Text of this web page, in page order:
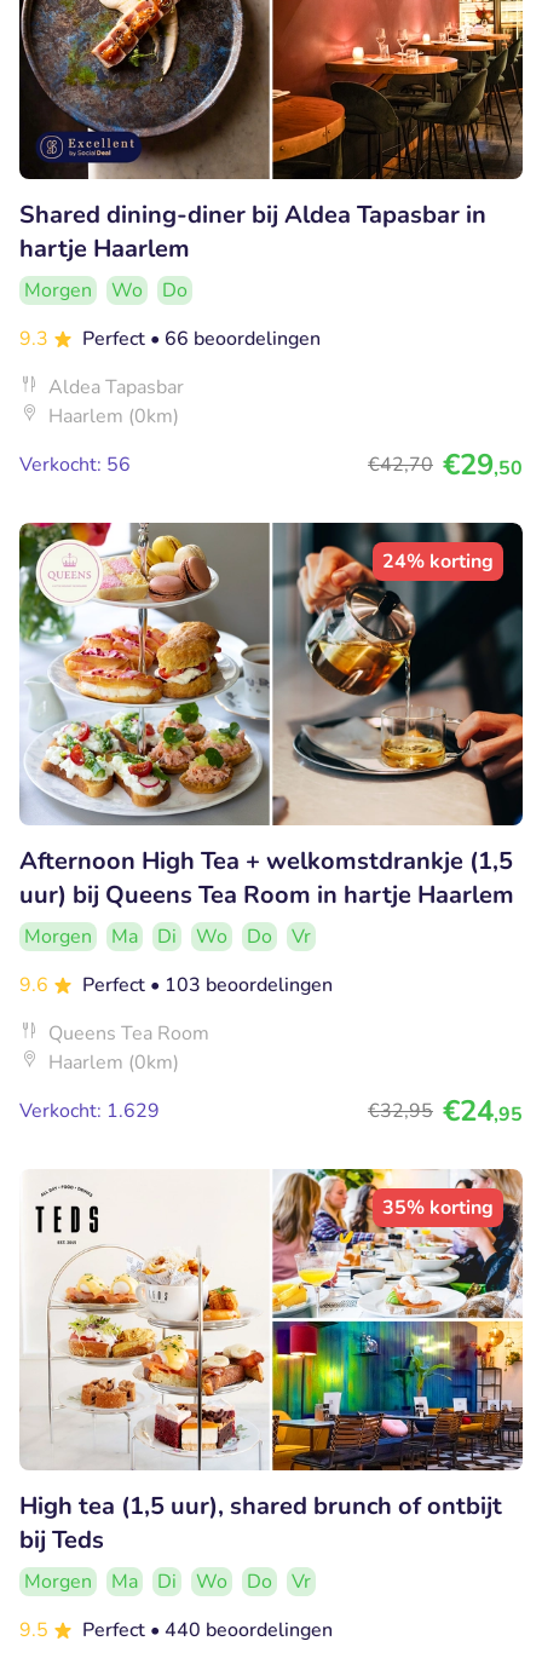
Shared dining-diner bij Aldea Tapasbar in
hartje Haarlem
Morgen Wo
Do
9.3
Perfect • 66 beoordelingen
Aldea Tapasbar
Haarlem (0km)
Verkocht: 56
€42,70 €29,50
24% korting
Afternoon High Tea + welkomstdrankje (1,5
uur) bij Queens Tea Room in hartje Haarlem
Morgen Ma Di Wo Do
Vr
9.6
Perfect • 103 beoordelingen
Queens Tea Room
Haarlem (0km)
Verkocht: 1.629
€32,95 €24,95
35% korting
High tea (1,5 uur), shared brunch of ontbijt
bij Teds
Morgen Ma Di Wo Do
Vr
9.5
Perfect • 440 beoordelingen